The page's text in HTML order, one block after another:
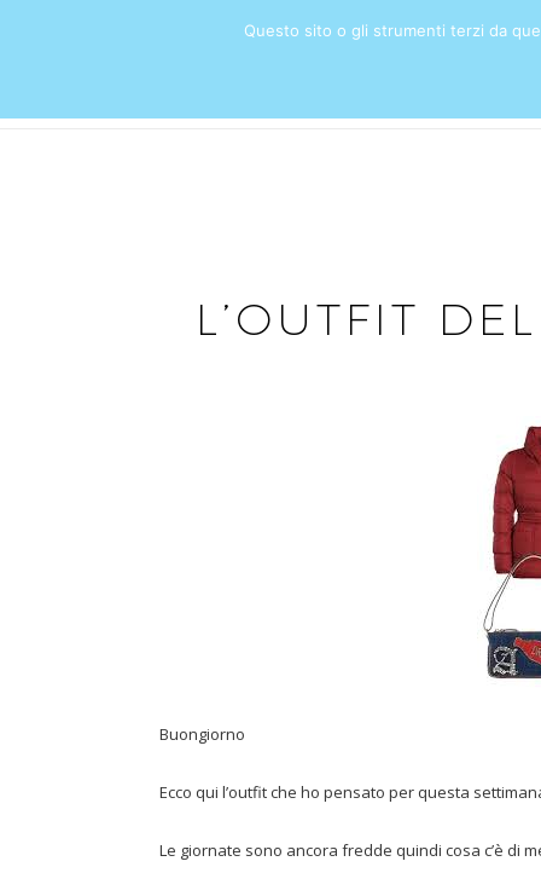
L’OUTFIT
Buongiorno
Ecco qui l’outfit che ho pensato per questa
Le giornate sono ancora fredde quindi cosa c’è di
Questo sito o gli strumenti terzi da